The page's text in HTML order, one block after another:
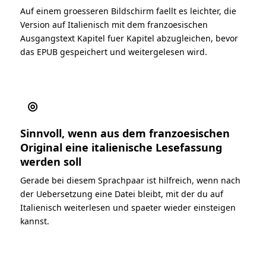
Auf einem groesseren Bildschirm faellt es leichter, die
Version auf Italienisch mit dem franzoesischen
Ausgangstext Kapitel fuer Kapitel abzugleichen, bevor
das EPUB gespeichert und weitergelesen wird.
◎
Sinnvoll, wenn aus dem franzoesischen
Original eine italienische Lesefassung
werden soll
Gerade bei diesem Sprachpaar ist hilfreich, wenn nach
der Uebersetzung eine Datei bleibt, mit der du auf
Italienisch weiterlesen und spaeter wieder einsteigen
kannst.